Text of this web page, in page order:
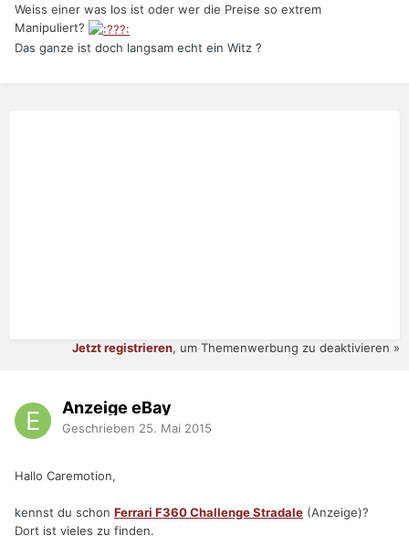
Weiss einer was los ist oder wer die Preise so extrem
Manipuliert?
Das ganze ist doch langsam echt ein Witz ?
Jetzt registrieren, um Themenwerbung zu deaktivieren »
Anzeige eBay
Geschrieben 25. Mai 2015
Hallo Caremotion,
kennst du schon Ferrari F360 Challenge Stradale (Anzeige)?
Dort ist vieles zu finden.